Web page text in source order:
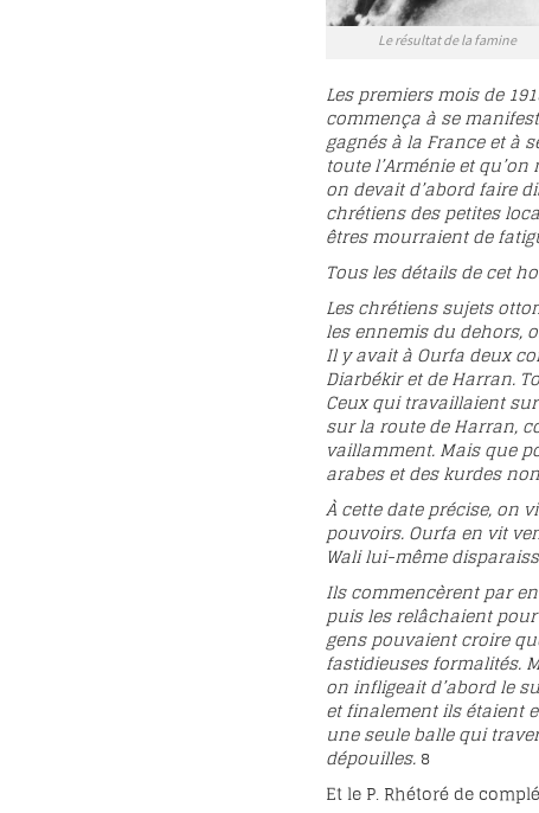
Le résultat de la famine
Les premiers mois de
commença à se
gagnés à la France et à
toute l’Arménie et
on devait d’abord faire
chrétiens des petites
êtres mourraient de
Tous les détails de cet
Les chrétiens sujets
les ennemis du dehors,
Il y avait à Ourfa deux
Diarbékir et de Harran.
Ceux qui travaillaient
sur la route de Harran,
vaillamment. Mais que
arabes et des kurdes
À cette date précise, on
pouvoirs. Ourfa en vit
Wali lui-même
Ils commencèrent par
puis les relâchaient
gens pouvaient croire
fastidieuses formalités.
on infligeait d’abord le
et finalement ils étaient
une seule balle qui
dépouilles.8
Et le P. Rhétoré de